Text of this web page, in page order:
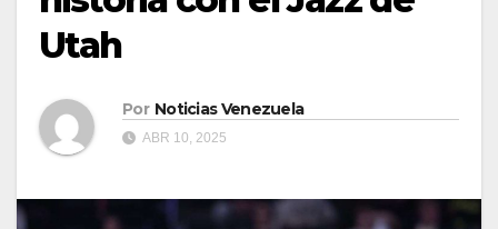
Utah
Por Noticias Venezuela
ABR 10, 2025